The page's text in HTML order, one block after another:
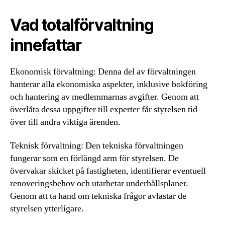
Vad totalförvaltning
innefattar
Ekonomisk förvaltning: Denna del av förvaltningen
hanterar alla ekonomiska aspekter, inklusive bokföring
och hantering av medlemmarnas avgifter. Genom att
överlåta dessa uppgifter till experter får styrelsen tid
över till andra viktiga ärenden.
Teknisk förvaltning: Den tekniska förvaltningen
fungerar som en förlängd arm för styrelsen. De
övervakar skicket på fastigheten, identifierar eventuell
renoveringsbehov och utarbetar underhållsplaner.
Genom att ta hand om tekniska frågor avlastar de
styrelsen ytterligare.